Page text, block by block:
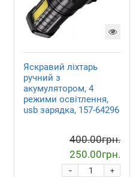
Яскравий ліхтарь
ручний з
акумулятором, 4
режими освітлення,
usb зарядка, 157-64296
400.00грн.
250.00грн.
+
-